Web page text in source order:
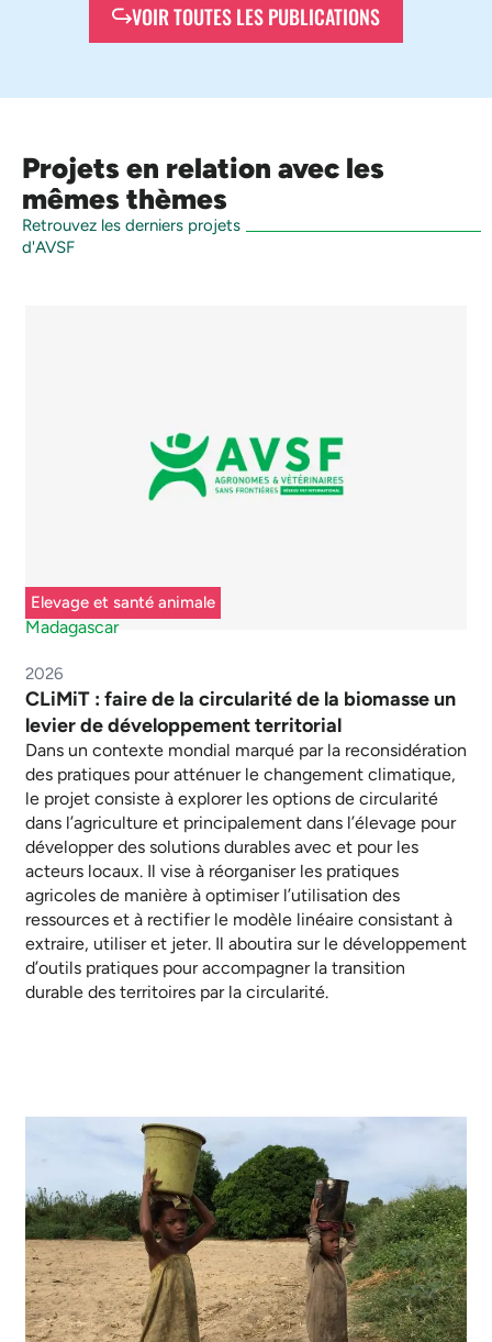
VOIR TOUTES LES PUBLICATIONS
Projets en relation avec les
mêmes thèmes
Retrouvez les derniers projets
d'AVSF
Elevage et santé animale
Madagascar
2026
CLiMiT : faire de la circularité de la biomasse un
levier de développement territorial
Dans un contexte mondial marqué par la reconsidération
des pratiques pour atténuer le changement climatique,
le projet consiste à explorer les options de circularité
dans l’agriculture et principalement dans l’élevage pour
développer des solutions durables avec et pour les
acteurs locaux. Il vise à réorganiser les pratiques
agricoles de manière à optimiser l’utilisation des
ressources et à rectifier le modèle linéaire consistant à
extraire, utiliser et jeter. Il aboutira sur le développement
d’outils pratiques pour accompagner la transition
durable des territoires par la circularité.